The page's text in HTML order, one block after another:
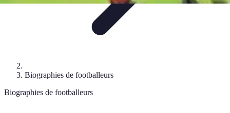
Biographies de footballeurs
Biographies de footballeurs